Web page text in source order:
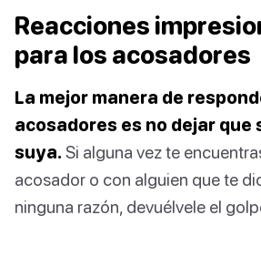
Reacciones
para los acosadores
La mejor manera de
acosadores es no dejar que
suya. Si alguna vez te
acosador o con alguien que te
ninguna razón, devuélvele el